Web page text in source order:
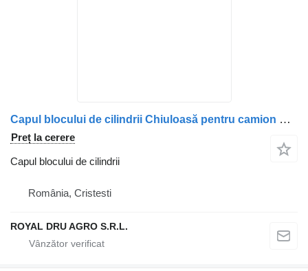
Capul blocului de cilindrii Chiuloasă pentru camion Scania Motor Diesel (Coduri: 1921303, 2005283, 2330322, 1874583, 1855950, 2002702)
Preț la cerere
Capul blocului de cilindrii
România, Cristesti
ROYAL DRU AGRO S.R.L.